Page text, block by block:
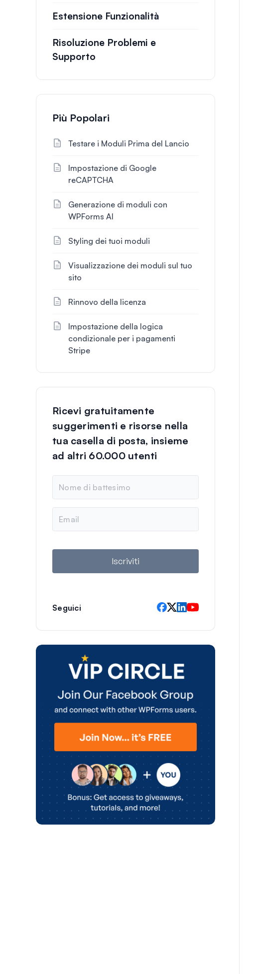
Estensione Funzionalità
Risoluzione Problemi e
Supporto
Più Popolari
Testare i Moduli Prima del Lancio
Impostazione di Google
reCAPTCHA
Generazione di moduli con
WPForms AI
Styling dei tuoi moduli
Visualizzazione dei moduli sul tuo
sito
Rinnovo della licenza
Impostazione della logica
condizionale per i pagamenti
Stripe
Ricevi gratuitamente
suggerimenti e risorse nella
tua casella di posta, insieme
ad altri 60.000 utenti
m
e
a
l
Iscriviti
Seguici